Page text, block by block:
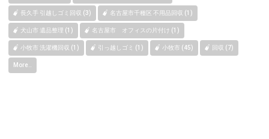
長久手 引越しゴミ回収 (3) 名古屋市千種区 不用品回収 (1)
犬山市 遺品整理 (1) 名古屋市 オフィスの片付け (1)
小牧市 洗濯機回収 (1) 引っ越しゴミ (1) 小牧市 (45) 回収 (7)
More..